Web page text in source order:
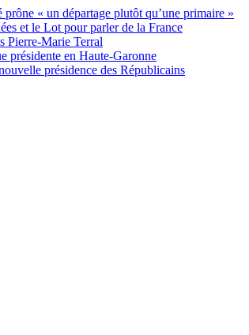
« un départage plutôt qu’une primaire »
et le Lot pour parler de la France
Pierre-Marie Terral
présidente en Haute-Garonne
présidence des Républicains